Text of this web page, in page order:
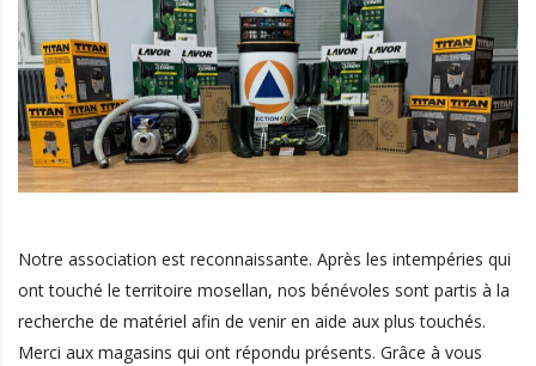
Notre association est reconnaissante. Après les intempéries qui
ont touché le territoire mosellan, nos bénévoles sont partis à la
recherche de matériel afin de venir en aide aux plus touchés.
Merci aux magasins qui ont répondu présents. Grâce à vous